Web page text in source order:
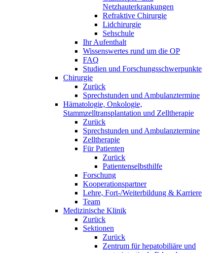
Netzhauterkrankungen
Refraktive Chirurgie
Lidchirurgie
Sehschule
Ihr Aufenthalt
Wissenswertes rund um die OP
FAQ
Studien und Forschungsschwerpunkte
Chirurgie
Zurück
Sprechstunden und Ambulanztermine
Hämatologie, Onkologie,
Stammzelltransplantation und Zelltherapie
Zurück
Sprechstunden und Ambulanztermine
Zelltherapie
Für Patienten
Zurück
Patientenselbsthilfe
Forschung
Kooperationspartner
Lehre, Fort-/Weiterbildung & Karriere
Team
Medizinische Klinik
Zurück
Sektionen
Zurück
Zentrum für hepatobiliäre und